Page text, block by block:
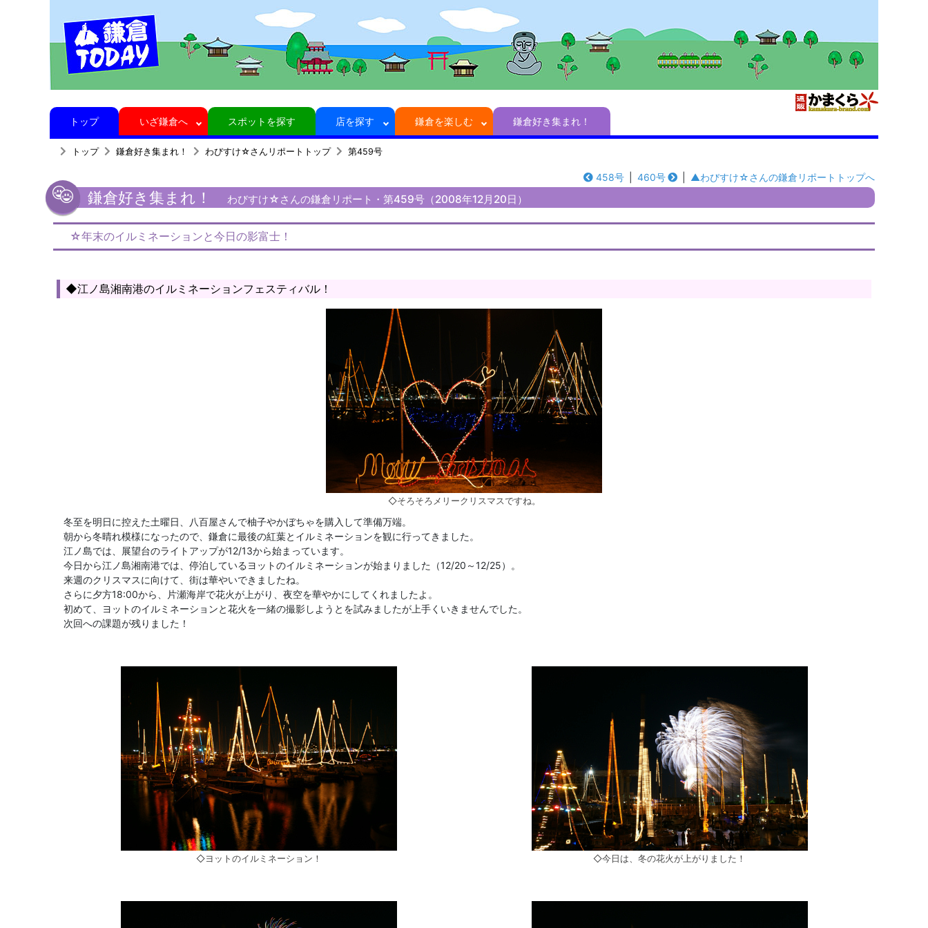
トップ いざ鎌倉へ スポットを探す 店を探す 鎌倉を楽しむ 鎌倉好き集まれ！
トップ 鎌倉好き集まれ！ わびすけ☆さんリポートトップ 第459号
458号 460号 ▲わびすけ☆さんの鎌倉リポートトップへ
鎌倉好き集まれ！ わびすけ☆さんの鎌倉リポート・第459号（2008年12月20日）
☆年末のイルミネーションと今日の影富士！
◆江ノ島湘南港のイルミネーションフェスティバル！
◇そろそろメリークリスマスですね。
冬至を明日に控えた土曜日、八百屋さんで柚子やかぼちゃを購入して準備万端。
朝から冬晴れ模様になったので、鎌倉に最後の紅葉とイルミネーションを観に行ってきました。
江ノ島では、展望台のライトアップが12/13から始まっています。
今日から江ノ島湘南港では、停泊しているヨットのイルミネーションが始まりました（12/20～12/25）。
来週のクリスマスに向けて、街は華やいできましたね。
さらに夕方18:00から、片瀬海岸で花火が上がり、夜空を華やかにしてくれましたよ。
初めて、ヨットのイルミネーションと花火を一緒の撮影しようとを試みましたが上手くいきませんでした。
次回への課題が残りました！
◇ヨットのイルミネーション！ ◇今日は、冬の花火が上がりました！